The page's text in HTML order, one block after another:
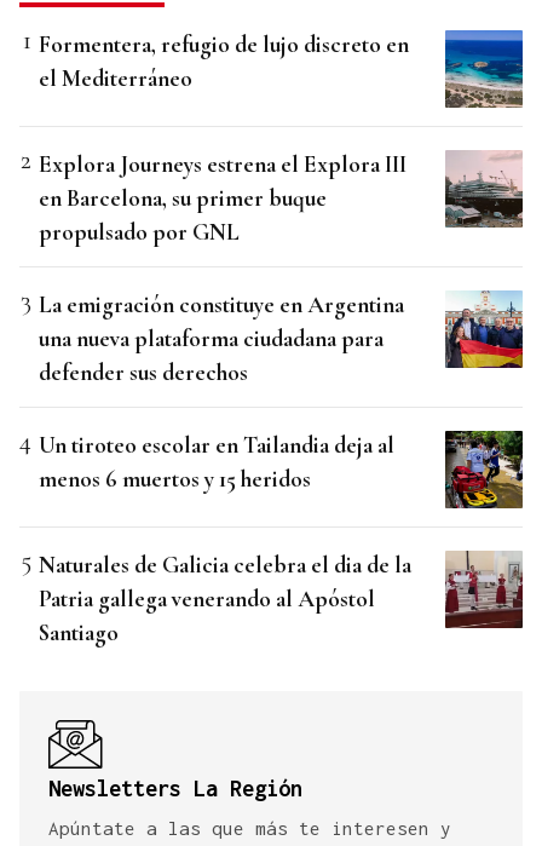
Formentera, refugio de lujo discreto en
el Mediterráneo
Explora Journeys estrena el Explora III
en Barcelona, su primer buque
propulsado por GNL
La emigración constituye en Argentina
una nueva plataforma ciudadana para
defender sus derechos
Un tiroteo escolar en Tailandia deja al
menos 6 muertos y 15 heridos
Naturales de Galicia celebra el dia de la
Patria gallega venerando al Apóstol
Santiago
Newsletters La Región
Apúntate a las que más te interesen y